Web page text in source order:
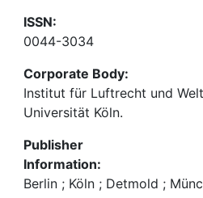
ISSN:
0044-3034
Corporate Body:
Institut für Luftrecht und
Universität Köln.
Publisher
Information:
Berlin ; Köln ; Detmold ;